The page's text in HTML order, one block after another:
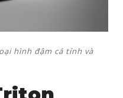
hình đậm cá tính và